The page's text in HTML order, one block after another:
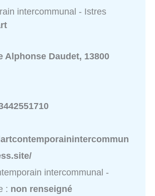
intercommunal - Istres
Alphonse Daudet, 13800
intercommunal -
: non renseigné